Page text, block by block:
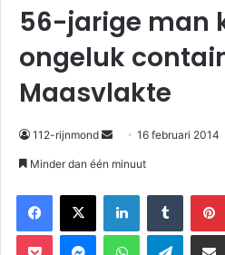
56-jarige man
ongeluk
Maasvlakte
112-rijnmond 16 februari 2014
Minder dan één minuut
Facebook X LinkedIn Tumblr Pinterest
Pocket Messenger WhatsApp Telegram Deel via E-mail